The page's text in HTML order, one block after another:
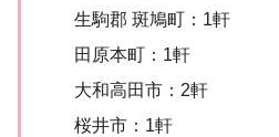
生駒郡 斑鳩町：1軒
田原本町：1軒
大和高田市：2軒
桜井市：1軒